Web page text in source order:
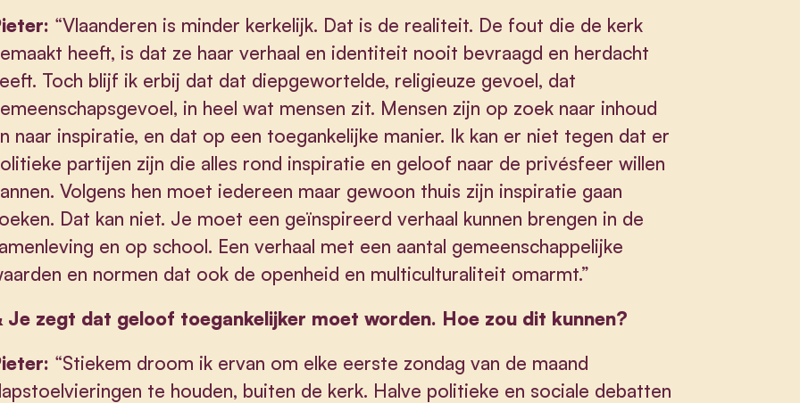
“Vlaanderen is minder kerkelijk. Dat is de realiteit. De fout die de kerk
heeft, is dat ze haar verhaal en identiteit nooit bevraagd en herdacht
Toch blijf ik erbij dat dat diepgewortelde, religieuze gevoel, dat
in heel wat mensen zit. Mensen zijn op zoek naar inhoud
naar inspiratie, en dat op een toegankelijke manier. Ik kan er niet tegen dat er
partijen zijn die alles rond inspiratie en geloof naar de privésfeer willen
Volgens hen moet iedereen maar gewoon thuis zijn inspiratie gaan
Dat kan niet. Je moet een geïnspireerd verhaal kunnen brengen in de
en op school. Een verhaal met een aantal gemeenschappelijke
en normen dat ook de openheid en multiculturaliteit omarmt.”
Je zegt dat geloof toegankelijker moet worden. Hoe zou dit kunnen?
“Stiekem droom ik ervan om elke eerste zondag van de maand
te houden, buiten de kerk. Halve politieke en sociale debatten